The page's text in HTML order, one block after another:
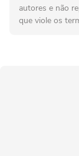
autores e não
que viole os